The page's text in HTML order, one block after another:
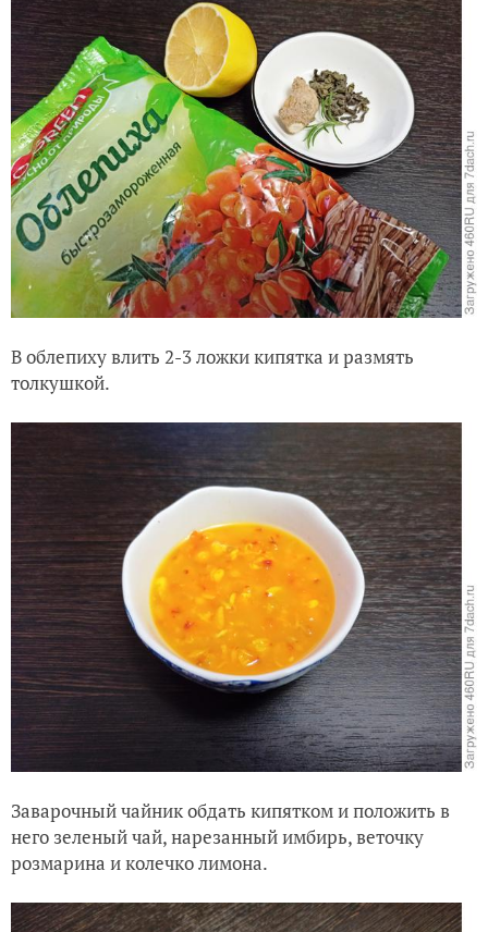
В облепиху влить 2-3 ложки кипятка и размять
толкушкой.
Заварочный чайник обдать кипятком и положить в
него зеленый чай, нарезанный имбирь, веточку
розмарина и колечко лимона.